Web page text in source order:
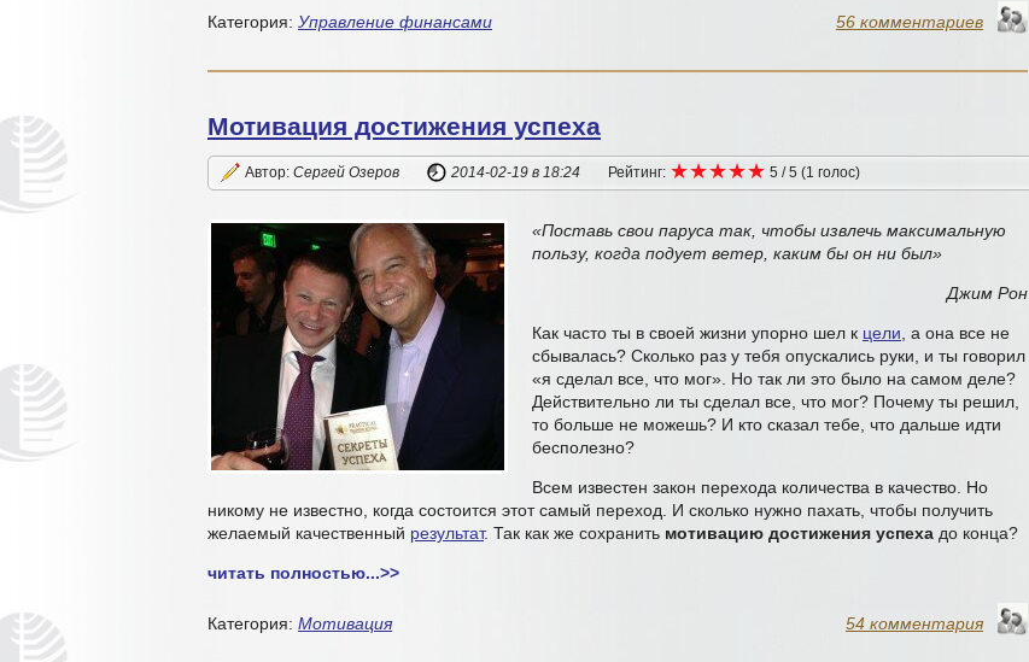
Категория: Управление финансами 56 комментариев
Мотивация достижения успеха
Автор: Сергей Озеров 2014-02-19 в 18:24 Рейтинг: ★★★★★
★★★★★ 5 /5 (1 голос)
«Поставь свои паруса так, чтобы извлечь максимальную
пользу, когда подует ветер, каким бы он ни был»
Джим Рон
Как часто ты в своей жизни упорно шел к цели, а она все не
сбывалась? Сколько раз у тебя опускались руки, и ты говорил
«я сделал все, что мог». Но так ли это было на самом деле?
Действительно ли ты сделал все, что мог? Почему ты решил,
то больше не можешь? И кто сказал тебе, что дальше идти
бесполезно?
Всем известен закон перехода количества в качество. Но
никому не известно, когда состоится этот самый переход. И сколько нужно пахать, чтобы получить
желаемый качественный результат. Так как же сохранить мотивацию достижения успеха до конца?
читать полностью...>>
Категория: Мотивация 54 комментария